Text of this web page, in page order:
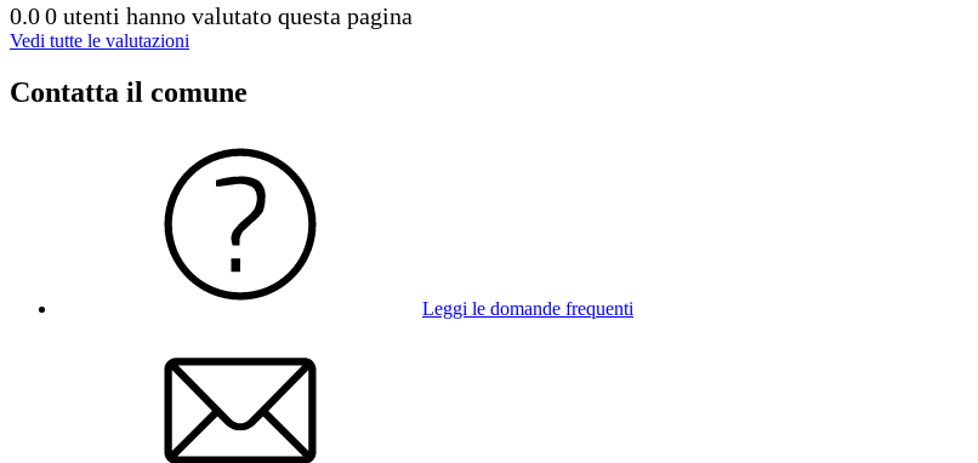
0.00 utenti hanno valutato questa pagina
Vedi tutte le valutazioni
Contatta il comune
Leggi le domande frequenti